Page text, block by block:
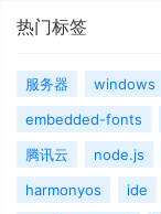
热门标签
服务器 windows
embedded-fonts
腾讯云
node.js
harmonyos
ide